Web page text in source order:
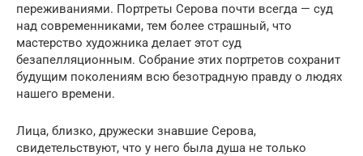
переживаниями. Портреты Серова почти всегда — суд
над современниками, тем более страшный, что
мастерство художника делает этот суд
безапелляционным. Собрание этих портретов сохранит
будущим поколениям всю безотрадную правду о людях
нашего времени.
Лица, близко, дружески знавшие Серова,
свидетельствуют, что у него была душа не только